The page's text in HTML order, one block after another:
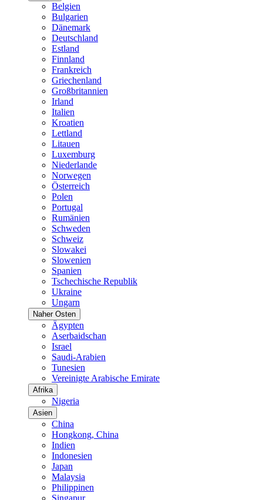
Belgien
Bulgarien
Dänemark
Deutschland
Estland
Finnland
Frankreich
Griechenland
Großbritannien
Irland
Italien
Kroatien
Lettland
Litauen
Luxemburg
Niederlande
Norwegen
Österreich
Polen
Portugal
Rumänien
Schweden
Schweiz
Slowakei
Slowenien
Spanien
Tschechische Republik
Ukraine
Ungarn
Naher Osten
Ägypten
Aserbaidschan
Israel
Saudi-Arabien
Tunesien
Vereinigte Arabische Emirate
Afrika
Nigeria
Asien
China
Hongkong, China
Indien
Indonesien
Japan
Malaysia
Philippinen
Singapur